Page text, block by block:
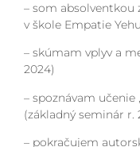
– som absolventkou
v škole Empatie
– skúmam vplyv a
2024)
– spoznávam učenie
(základný seminár r.
– pokračujem